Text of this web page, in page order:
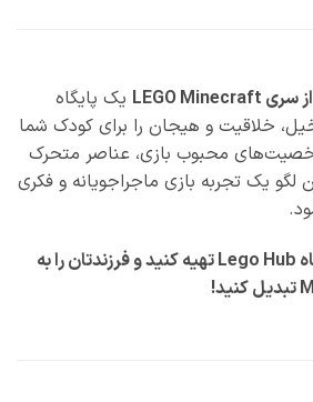
یک پایگاه
خلاقیت و هیجان را برای کودک شما
محبوب بازی، عناصر متحرک
یک تجربه بازی ماجراجویانه و فکری
همین حالا از فروشگاه Lego Hub تهیه کنید و فرزندتان را به